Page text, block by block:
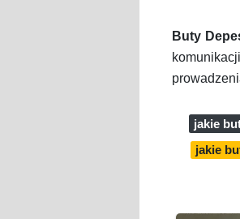
Buty
jakie
jakie